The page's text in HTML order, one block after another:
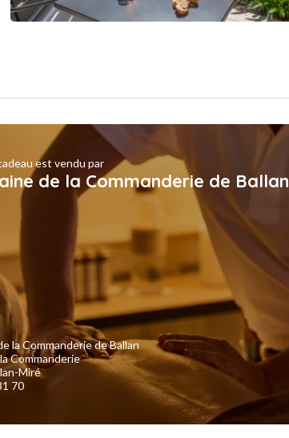
est vendu par
de la Commanderie de Ballan
la Commanderie de Ballan
Commanderie
Miré
70